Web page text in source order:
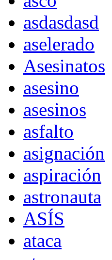
asdasdasd
aselerado
Asesinatos
asesino
asesinos
asfalto
asignación
aspiración
astronauta
ASÍS
ataca